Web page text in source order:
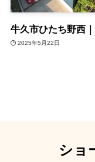
牛久市ひたち野西
2025年5月22日
ショ